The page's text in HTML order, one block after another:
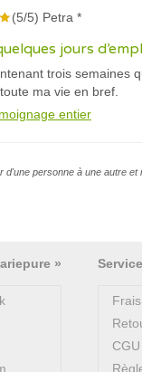
(5/5) Petra *
jours
trois semaines
ma vie en bref.
entier
d'une personne à une autre
»
CGU